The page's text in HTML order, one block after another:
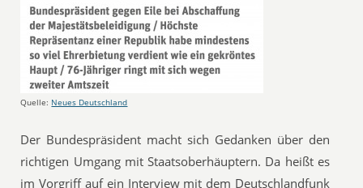
Quelle: Neues Deutschland
Der Bundespräsident macht sich Gedanken über den
richtigen Umgang mit Staatsoberhäuptern. Da heißt es
im Vorgriff auf ein Interview mit dem Deutschlandfunk